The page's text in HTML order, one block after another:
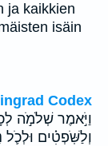
ja kaikkien
isäin
Codex
וַיֹּ֣אמֶר שְׁלֹמֹ֣ה
וְלַשֹּֽׁפְטִ֗ים וּלְכֹ֛ל